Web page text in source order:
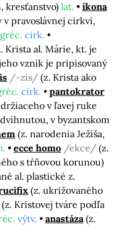
kresťanstvo)lat.
ikona
v pravoslávnej cirkvi,
gréc. cirk.
Krista al. Márie, kt. je
vznik je pripisovaný
/-zis/ (z. Krista ako
cirk.
pantokrator
v ľavej ruke
v byzantskom
(z. narodenia Ježiša,
ecce homo /ekce/ (z.
s tŕňovou korunou)
al. plastické z.
(z. ukrižovaného
(z. Kristovej tváre podľa
výtv. anastáza (z.